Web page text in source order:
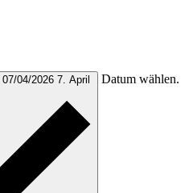
07/04/2026 7. April Datum wählen.